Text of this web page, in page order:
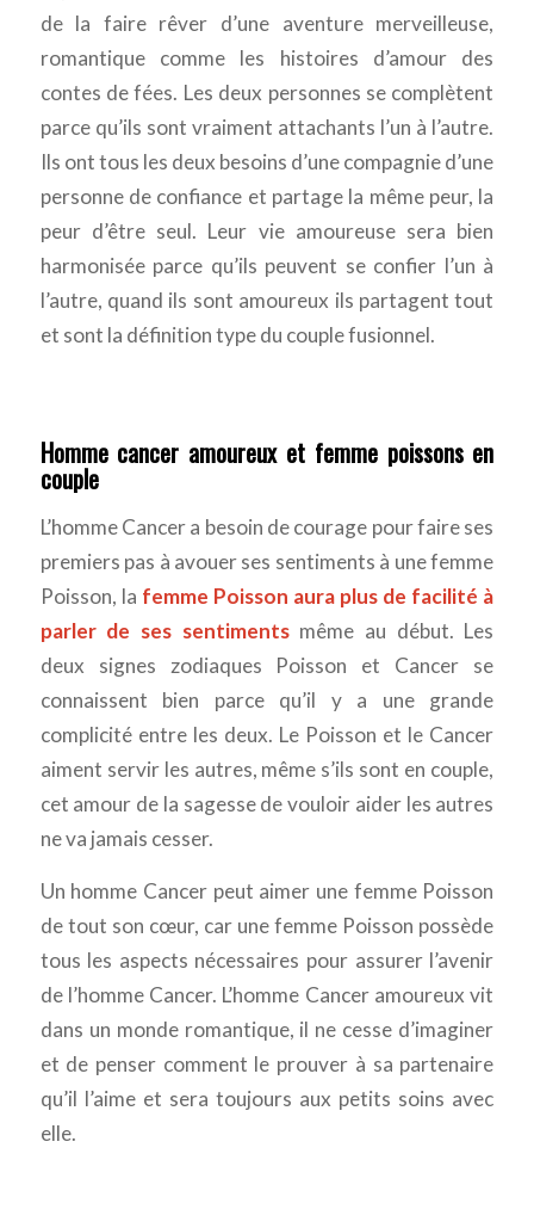
de la faire rêver d’une aventure merveilleuse,
romantique comme les histoires d’amour des
contes de fées. Les deux personnes se complètent
parce qu’ils sont vraiment attachants l’un à l’autre.
Ils ont tous les deux besoins d’une compagnie d’une
personne de confiance et partage la même peur, la
peur d’être seul. Leur vie amoureuse sera bien
harmonisée parce qu’ils peuvent se confier l’un à
l’autre, quand ils sont amoureux ils partagent tout
et sont la définition type du couple fusionnel.
Homme cancer amoureux et femme poissons en
couple
L’homme Cancer a besoin de courage pour faire ses
premiers pas à avouer ses sentiments à une femme
Poisson, la femme Poisson aura plus de facilité à
parler de ses sentimentsmême au début. Les
deux signes zodiaques Poisson et Cancer se
connaissent bien parce qu’il y a une grande
complicité entre les deux. Le Poisson et le Cancer
aiment servir les autres, même s’ils sont en couple,
cet amour de la sagesse de vouloir aider les autres
ne va jamais cesser.
Un homme Cancer peut aimer une femme Poisson
de tout son cœur, car une femme Poisson possède
tous les aspects nécessaires pour assurer l’avenir
de l’homme Cancer. L’homme Cancer amoureux vit
dans un monde romantique, il ne cesse d’imaginer
et de penser comment le prouver à sa partenaire
qu’il l’aime et sera toujours aux petits soins avec
elle.